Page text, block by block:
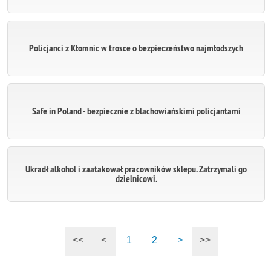
Policjanci z Kłomnic w trosce o bezpieczeństwo najmłodszych
Safe in Poland - bezpiecznie z blachowiańskimi policjantami
Ukradł alkohol i zaatakował pracowników sklepu. Zatrzymali go
dzielnicowi.
<< < 1 2 > >>